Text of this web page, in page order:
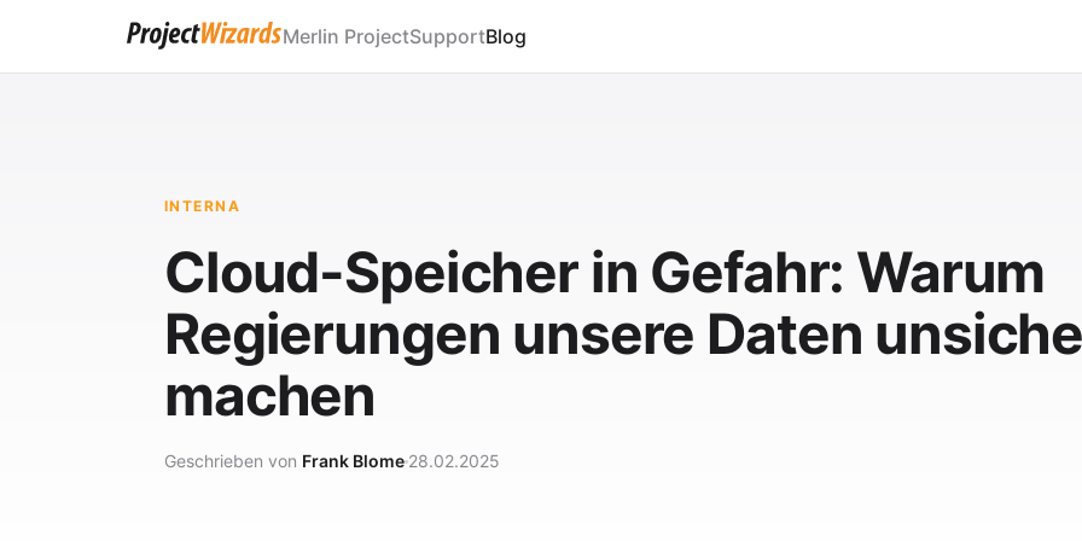
Merlin ProjectSupportBlog
INTERNA
Cloud-Speicher in Gefahr: Warum
Regierungen unsere Daten
machen
Geschrieben von Frank Blome 28.02.2025